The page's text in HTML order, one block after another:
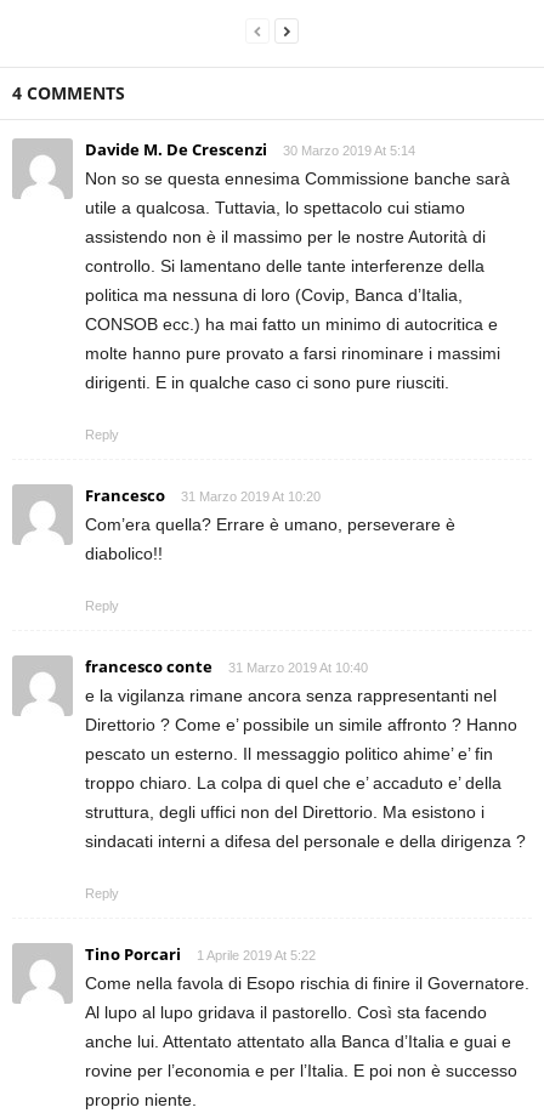
4 COMMENTS
Davide M. De Crescenzi 30 Marzo 2019 At 5:14
Non so se questa ennesima Commissione banche sarà
utile a qualcosa. Tuttavia, lo spettacolo cui stiamo
assistendo non è il massimo per le nostre Autorità di
controllo. Si lamentano delle tante interferenze della
politica ma nessuna di loro (Covip, Banca d’Italia,
CONSOB ecc.) ha mai fatto un minimo di autocritica e
molte hanno pure provato a farsi rinominare i massimi
dirigenti. E in qualche caso ci sono pure riusciti.
Reply
Francesco 31 Marzo 2019 At 10:20
Com’era quella? Errare è umano, perseverare è
diabolico!!
Reply
francesco conte 31 Marzo 2019 At 10:40
e la vigilanza rimane ancora senza rappresentanti nel
Direttorio ? Come e’ possibile un simile affronto ? Hanno
pescato un esterno. Il messaggio politico ahime’ e’ fin
troppo chiaro. La colpa di quel che e’ accaduto e’ della
struttura, degli uffici non del Direttorio. Ma esistono i
sindacati interni a difesa del personale e della dirigenza ?
Reply
Tino Porcari 1 Aprile 2019 At 5:22
Come nella favola di Esopo rischia di finire il Governatore.
Al lupo al lupo gridava il pastorello. Così sta facendo
anche lui. Attentato attentato alla Banca d’Italia e guai e
rovine per l’economia e per l’Italia. E poi non è successo
proprio niente.